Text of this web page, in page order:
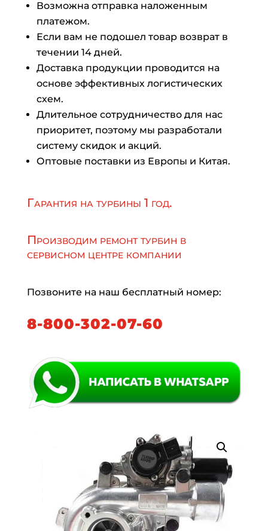
Возможна отправка наложенным
платежом.
Если вам не подошел товар возврат в
течении 14 дней.
Доставка продукции проводится на
основе эффективных логистических
схем.
Длительное сотрудничество для нас
приоритет, поэтому мы разработали
систему скидок и акций.
Оптовые поставки из Европы и Китая.
Гарантия на турбины 1 год.
Производим ремонт турбин в
сервисном центре компании
Позвоните на наш бесплатный номер:
8-800-302-07-60